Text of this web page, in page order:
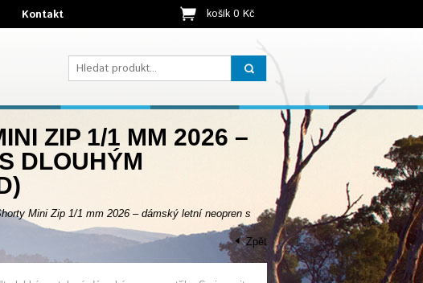
Kontakt košík 0 Kč
ZIP 1/1 MM 2026 –
DLOUHÝM
Mini Zip 1/1 mm 2026 – dámský letní neopren s
Zpět